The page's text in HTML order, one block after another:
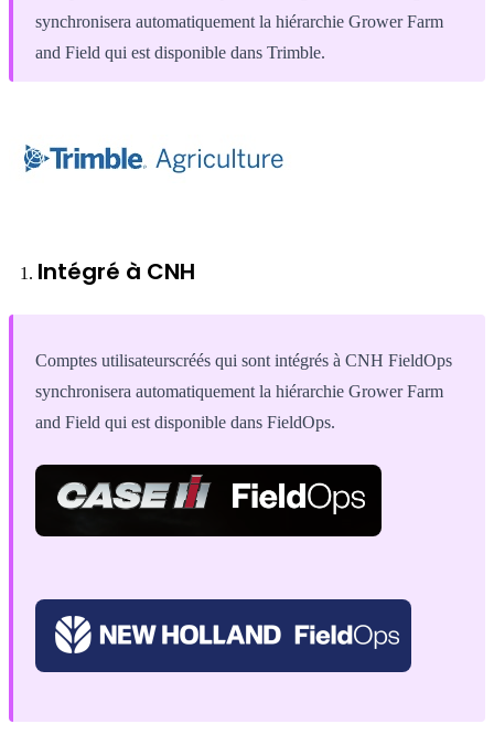
synchronisera automatiquement la hiérarchie Grower Farm
and Field qui est disponible dans Trimble.
Intégré à CNH
Comptes utilisateurscréés qui sont intégrés à CNH FieldOps
synchronisera automatiquement la hiérarchie Grower Farm
and Field qui est disponible dans FieldOps.